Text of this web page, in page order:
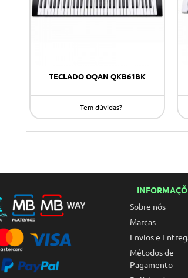
TECLADO OQAN QKB61BK
Tem dúvidas?
Sobre nós
Marcas
Envios e
Métodos de
Pagamento